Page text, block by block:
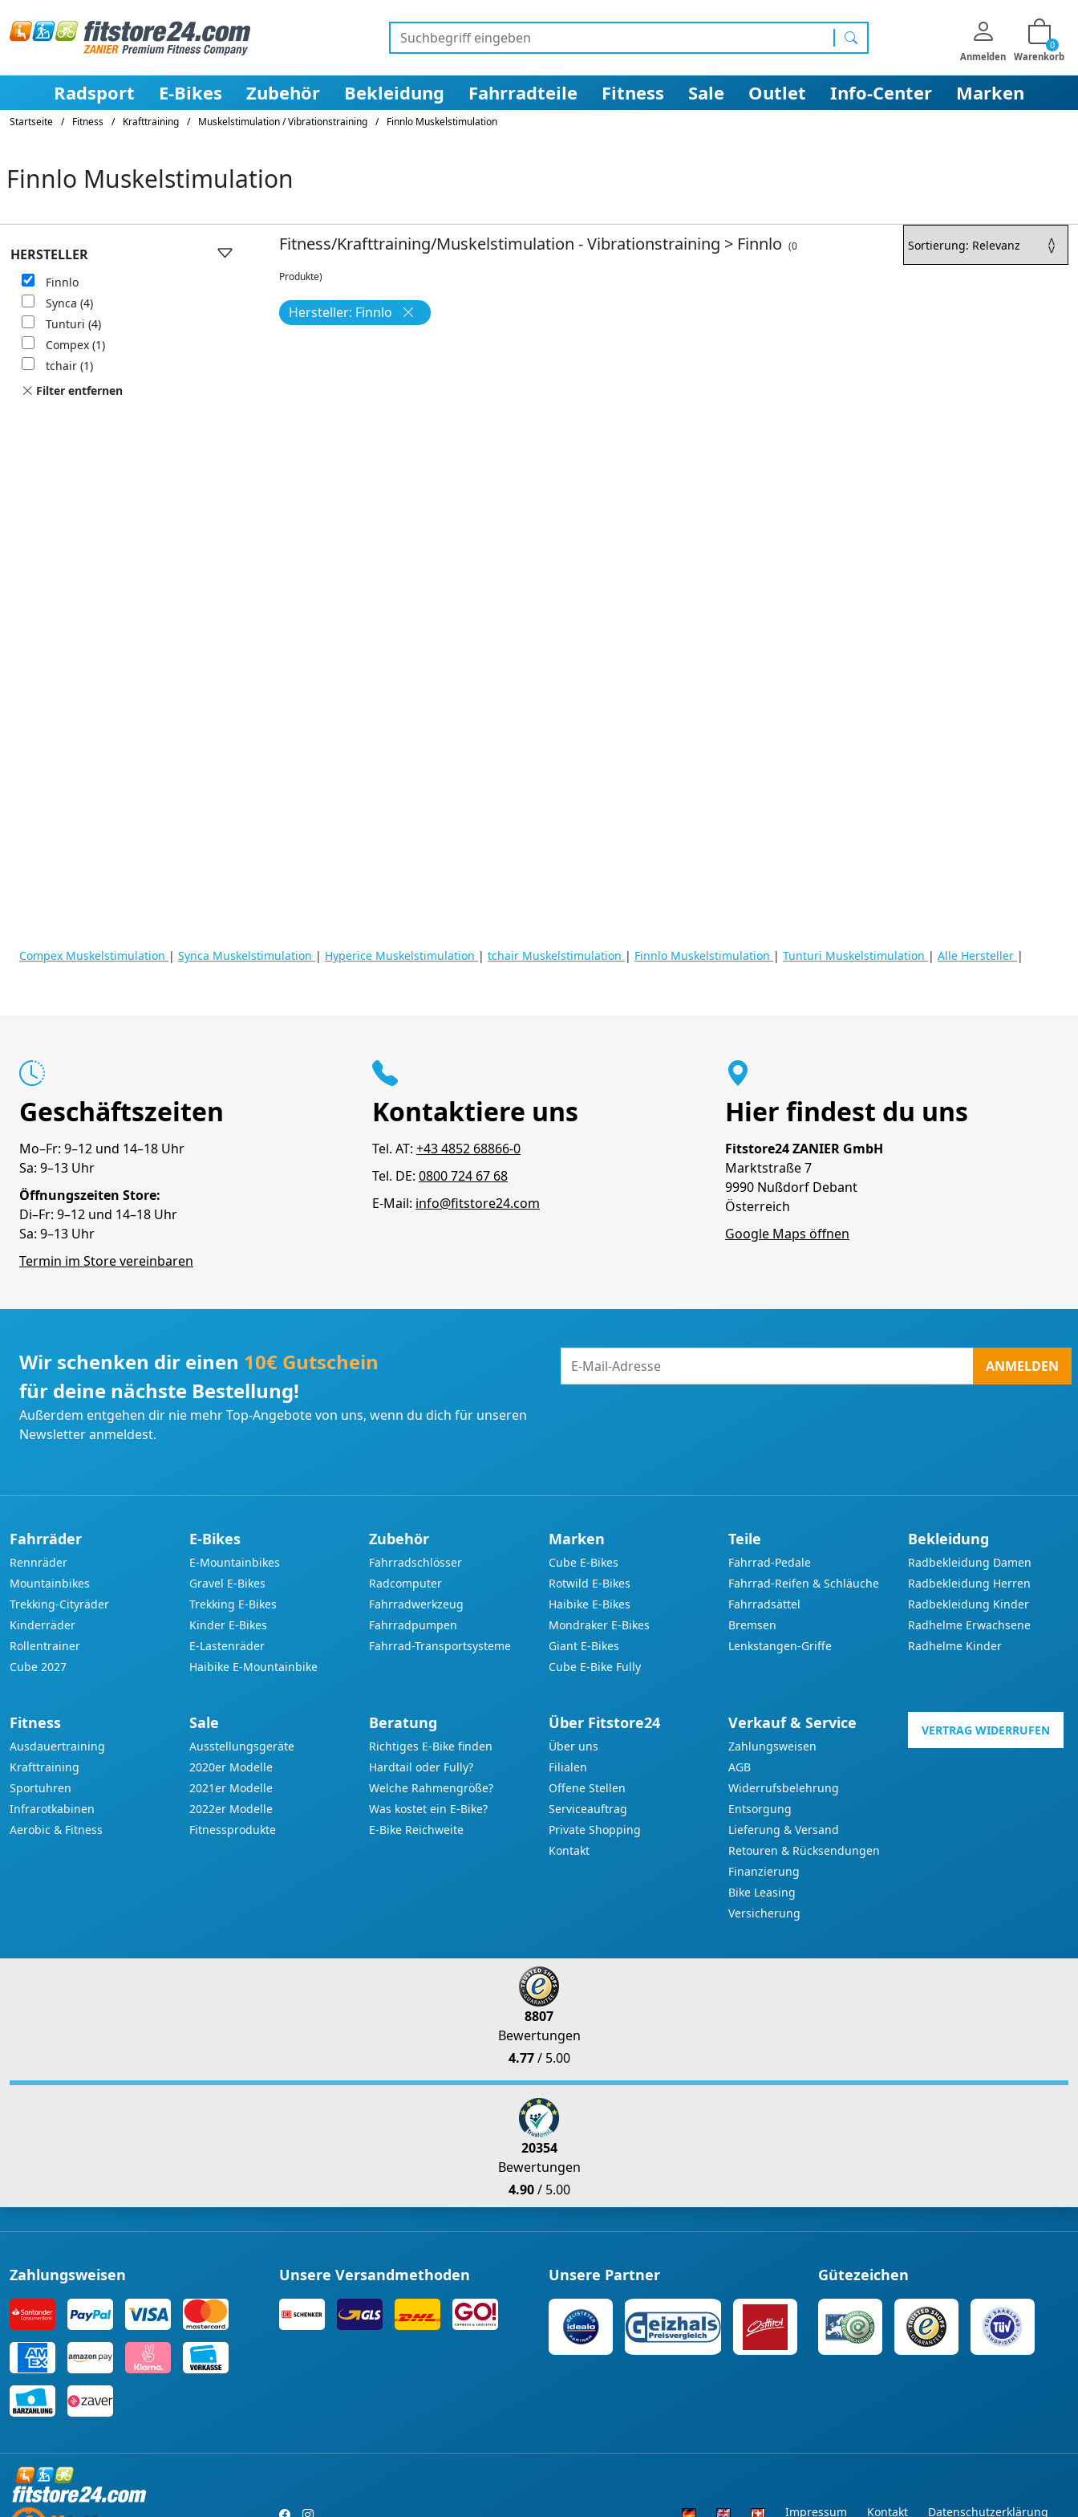
Suchen Anmelden Warenkorb
0
Radsport E-Bikes Zubehör Bekleidung Fahrradteile Fitness Sale Outlet Info-Center Marken
Startseite / Fitness / Krafttraining / Muskelstimulation / Vibrationstraining / Finnlo Muskelstimulation
Finnlo Muskelstimulation
HERSTELLER
Finnlo
Synca (4)
Tunturi (4)
Compex (1)
tchair (1)
Filter entfernen
Fitness/Krafttraining/Muskelstimulation - Vibrationstraining > Finnlo (0
Produkte)
Hersteller: Finnlo
Compex Muskelstimulation | Synca Muskelstimulation | Hyperice Muskelstimulation | tchair Muskelstimulation | Finnlo Muskelstimulation | Tunturi Muskelstimulation | Alle Hersteller |
Geschäftszeiten
Mo–Fr: 9–12 und 14–18 Uhr
Sa: 9–13 Uhr
Öffnungszeiten Store:
Di–Fr: 9–12 und 14–18 Uhr
Sa: 9–13 Uhr
Termin im Store vereinbaren
Kontaktiere uns
Tel. AT: +43 4852 68866-0
Tel. DE: 0800 724 67 68
E-Mail: info@fitstore24.com
Hier findest du uns
Fitstore24 ZANIER GmbH
Marktstraße 7
9990 Nußdorf Debant
Österreich
Google Maps öffnen
Wir schenken dir einen 10€ Gutschein
für deine nächste Bestellung!
Außerdem entgehen dir nie mehr Top-Angebote von uns, wenn du dich für unseren
Newsletter anmeldest.
Mail-
ANMELDEN
Fahrräder
Rennräder
Mountainbikes
Trekking-Cityräder
Kinderräder
Rollentrainer
Cube 2027
E-Bikes
E-Mountainbikes
Gravel E-Bikes
Trekking E-Bikes
Kinder E-Bikes
E-Lastenräder
Haibike E-Mountainbike
Zubehör
Fahrradschlösser
Radcomputer
Fahrradwerkzeug
Fahrradpumpen
Fahrrad-Transportsysteme
Marken
Cube E-Bikes
Rotwild E-Bikes
Haibike E-Bikes
Mondraker E-Bikes
Giant E-Bikes
Cube E-Bike Fully
Teile
Fahrrad-Pedale
Fahrrad-Reifen & Schläuche
Fahrradsättel
Bremsen
Lenkstangen-Griffe
Bekleidung
Radbekleidung Damen
Radbekleidung Herren
Radbekleidung Kinder
Radhelme Erwachsene
Radhelme Kinder
Fitness
Ausdauertraining
Krafttraining
Sportuhren
Infrarotkabinen
Aerobic & Fitness
Sale
Ausstellungsgeräte
2020er Modelle
2021er Modelle
2022er Modelle
Fitnessprodukte
Beratung
Richtiges E-Bike finden
Hardtail oder Fully?
Welche Rahmengröße?
Was kostet ein E-Bike?
E-Bike Reichweite
Über Fitstore24
Über uns
Filialen
Offene Stellen
Serviceauftrag
Private Shopping
Kontakt
Verkauf & Service
Zahlungsweisen
AGB
Widerrufsbelehrung
Entsorgung
Lieferung & Versand
Retouren & Rücksendungen
Finanzierung
Bike Leasing
Versicherung
VERTRAG WIDERRUFEN
8807
Bewertungen
4.77/ 5.00
20354
Bewertungen
4.90/ 5.00
Zahlungsweisen Unsere Versandmethoden Unsere Partner Gütezeichen
Impressum Kontakt Datenschutzerklärung